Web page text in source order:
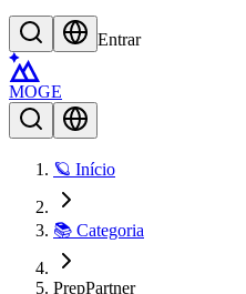
Entrar
MOGE
🪐 Início
📚 Categoria
PrepPartner